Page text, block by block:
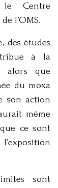
le Centre
l’OMS.
des études
à la
alors que
du moxa
son action
même
ce sont
sont